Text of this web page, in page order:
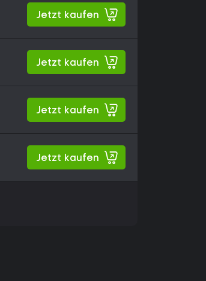
Jetzt kaufen
Jetzt kaufen
Jetzt kaufen
Jetzt kaufen